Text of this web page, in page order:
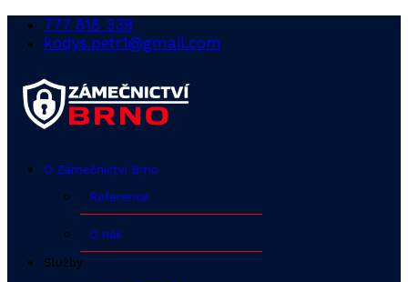
777 818 339
kodys.petr1@gmail.com
O Zámečnictví Brno
Reference
O nás
Služby